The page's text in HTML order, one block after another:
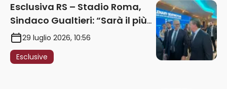
Esclusiva RS – Stadio Roma,
Sindaco Gualtieri: “Sarà il più
iconico del mondo. Assoluta
unità politica. Prima pietra nel
2027. Ricorsi strumentali?
29 luglio 2026, 10:56
Esclusive